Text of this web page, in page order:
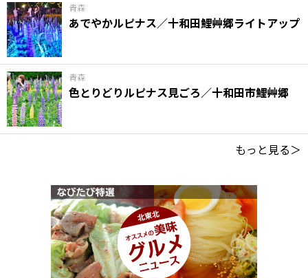
青森
あでやかルピナス／十和田鯉艸郷ライトアップ
青森
色とりどりルピナス見ごろ／十和田市鯉艸郷
もっと見る＞